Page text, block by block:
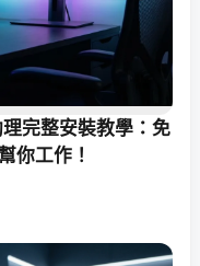
完整安裝教學：免
你工作！